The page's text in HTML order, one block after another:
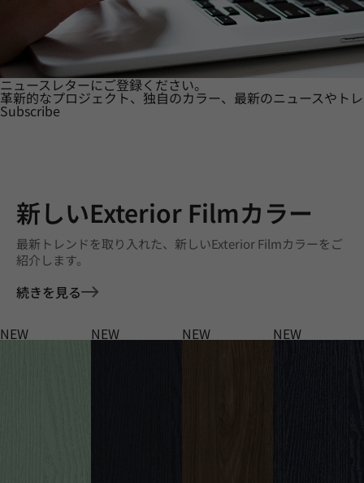
ニュースレターにご登録ください。
革新的なプロジェクト、独自のカラー、最新のニュースやト
Subscribe
新しいExterior Filmカラー
最新トレンドを取り入れた、新しいExterior Filmカラーをご
紹介します。
続きを見る
NEW NEW NEW NEW